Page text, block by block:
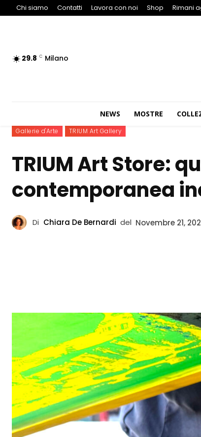
Chi siamo Contatti Lavora con noi Shop Rimani
29.8 C Milano
NEWS MOSTRE
Gallerie d'Arte TRIUM Art Gallery
TRIUM Art Store:
contemporanea
Di Chiara De Bernardi del Novembre 21,